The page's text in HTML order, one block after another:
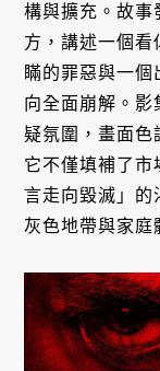
構與擴充。故事
方，講述一個看
瞞的罪惡與一
向全面崩解。影
疑氛圍，畫面色
它不僅填補了市
言走向毀滅」的
灰色地帶與家庭